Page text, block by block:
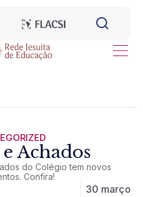
Achados
do Colégio tem novos
Confira!
30 março